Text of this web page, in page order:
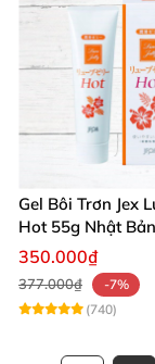
Gel Bôi Trơn Jex
Hot 55g Nhật
khoái cảm nữ dễ
350.000₫
377.000₫
-7%
(740)